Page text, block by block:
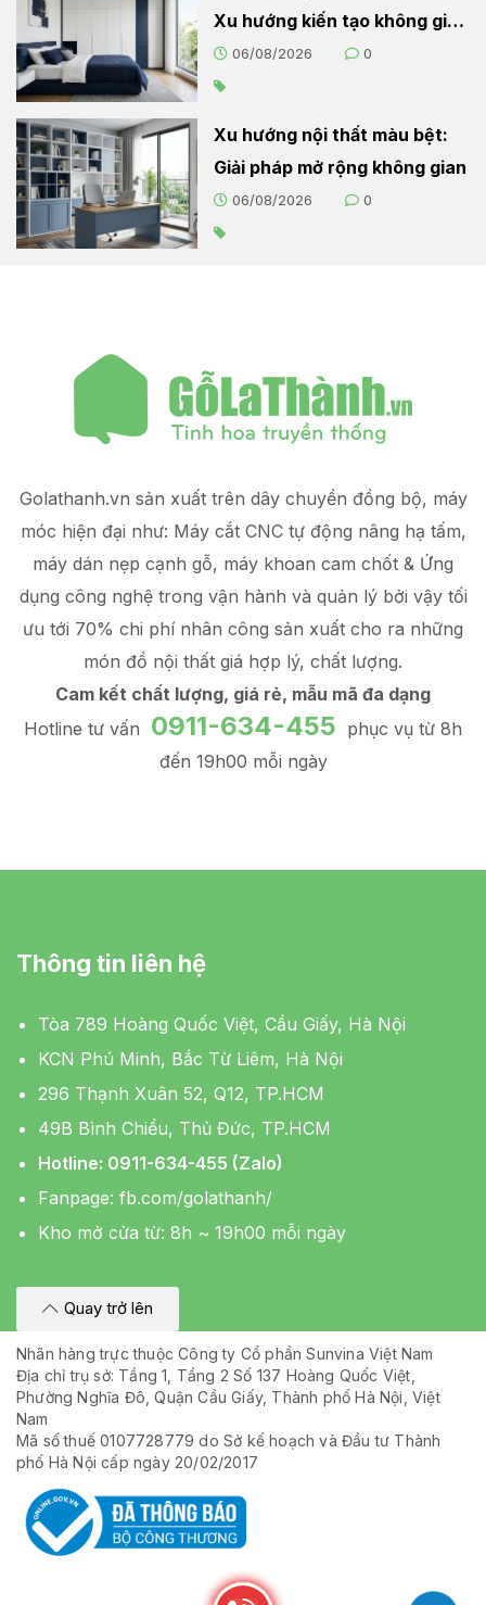
Xu hướng kiến tạo không gian
sống hiện đại
06/08/2026 0
Xu hướng nội thất màu bệt:
Giải pháp mở rộng không gian
06/08/2026 0
Golathanh.vn sản xuất trên dây chuyền đồng bộ, máy
móc hiện đại như: Máy cắt CNC tự động nâng hạ tấm,
máy dán nẹp cạnh gỗ, máy khoan cam chốt & Ứng
dụng công nghệ trong vận hành và quản lý bởi vậy tối
ưu tới 70% chi phí nhân công sản xuất cho ra những
món đồ nội thất giá hợp lý, chất lượng.
Cam kết chất lượng, giá rẻ, mẫu mã đa dạng
Hotline tư vấn 0911-634-455 phục vụ từ 8h
đến 19h00 mỗi ngày
Thông tin liên hệ
Tòa 789 Hoàng Quốc Việt, Cầu Giấy, Hà Nội
KCN Phú Minh, Bắc Từ Liêm, Hà Nội
296 Thạnh Xuân 52, Q12, TP.HCM
49B Bình Chiểu, Thủ Đức, TP.HCM
Hotline: 0911-634-455 (Zalo)
Fanpage: fb.com/golathanh/
Kho mở cửa từ: 8h ~ 19h00 mỗi ngày
Quay trở lên
Nhãn hàng trực thuộc Công ty Cổ phần Sunvina Việt Nam
Địa chỉ trụ sở: Tầng 1, Tầng 2 Số 137 Hoàng Quốc Việt,
Phường Nghĩa Đô, Quận Cầu Giấy, Thành phố Hà Nội, Việt
Nam
Mã số thuế 0107728779 do Sở kế hoạch và Đầu tư Thành
phố Hà Nội cấp ngày 20/02/2017